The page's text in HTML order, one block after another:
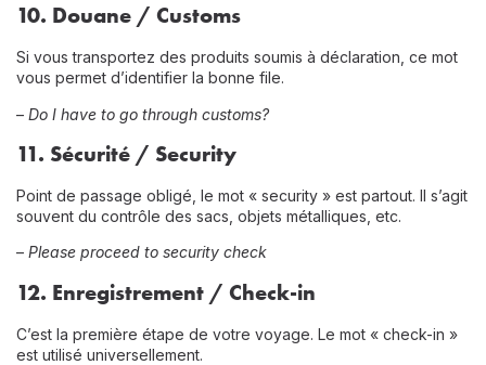
10. Douane / Customs
Si vous transportez des produits soumis à déclaration, ce mot
vous permet d’identifier la bonne file.
– Do I have to go through customs?
11. Sécurité / Security
Point de passage obligé, le mot « security » est partout. Il s’agit
souvent du contrôle des sacs, objets métalliques, etc.
– Please proceed to security check
12. Enregistrement / Check-in
C’est la première étape de votre voyage. Le mot « check-in »
est utilisé universellement.